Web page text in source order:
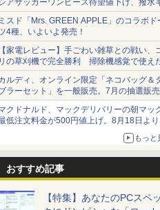
アサッカーワンピース待望値下げ、撥水
ョーツは1990円に
スド「Mrs. GREEN APPLE」のコラボド
4種、いよいよ発売！
家電レビュー】手ごわい雑草との戦い、
の草刈機で完全勝利 掃除機感覚で使え
ルディ、オンライン限定「ネコバッグ＆
ラーセット」を一般販売。7月の抽選販
選無効分
クドナルド、マックデリバリーの朝マッ
低注文料金が500円値上げ。8月18日より
もっと
おすすめ記事
【特集】あなたのPCスペッ